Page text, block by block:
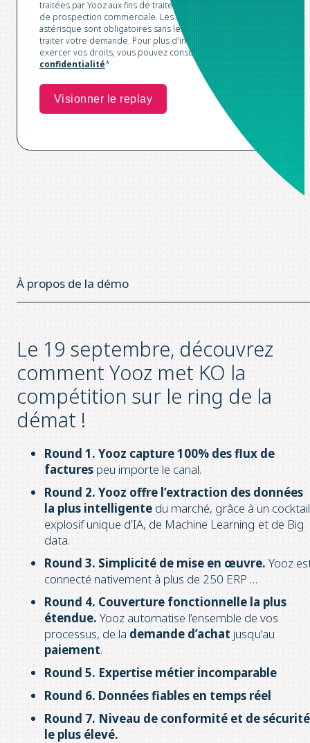
traitées par Yooz aux fins de traitement de votre demande et
de prospection commerciale. Les champs marqués d'un
astérisque sont obligatoires sans lesquels nous ne pourrions
traiter votre demande. Pour plus d'informations et pour
exercer vos droits, vous pouvez consulter notrePolitique de
confidentialité*
À propos de la démo
Le 19 septembre, découvrez
comment Yooz met KO la
compétition sur le ring de la
démat !
Round 1. Yooz capture 100% des flux de
factures peu importe le canal.
Round 2. Yooz offre l’extraction des données
la plus intelligente du marché, grâce à un cocktail
explosif unique d’IA, de Machine Learning et de Big
data.
Round 3. Simplicité de mise en œuvre. Yooz
connecté nativement à plus de 250 ERP …
Round 4. Couverture fonctionnelle la plus
étendue. Yooz automatise l’ensemble de vos
processus, de la demande d’achat jusqu’au
paiement.
Round 5. Expertise métier incomparable
Round 6. Données fiables en temps réel
Round 7. Niveau de conformité et de sécurité
le plus élevé.